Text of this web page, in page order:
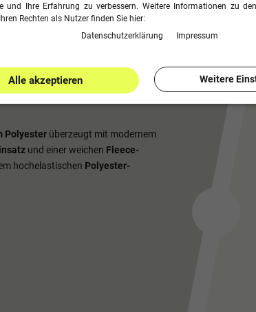
Polyester überzeugt mit modernem
und einer weichen Fleece-
hochelastischen Polyester-
und Ihre Erfahrung zu verbessern. Weitere Informationen zu
Rechten als Nutzer finden Sie hier:
Daten­schutz­erklärung
Impressum
Alle akzeptieren Weitere